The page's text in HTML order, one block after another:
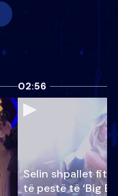
02:56
Selin shpallet
të pestë të ‘Big